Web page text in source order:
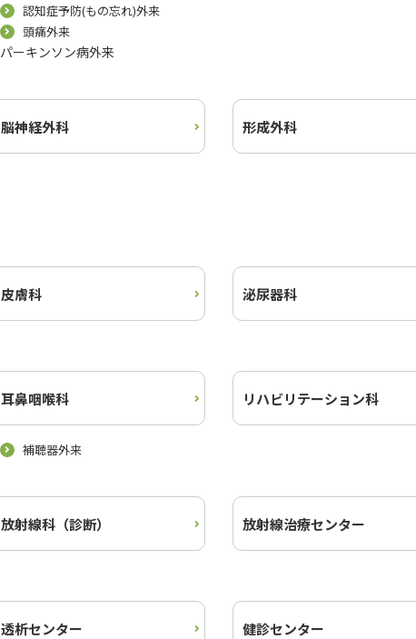
認知症予防(もの忘れ)外来
頭痛外来
パーキンソン病外来
脳神経外科 形成外科
皮膚科 泌尿器科
耳鼻咽喉科
補聴器外来
リハビリテーション科
放射線科（診断） 放射線治療センター
透析センター 健診センター